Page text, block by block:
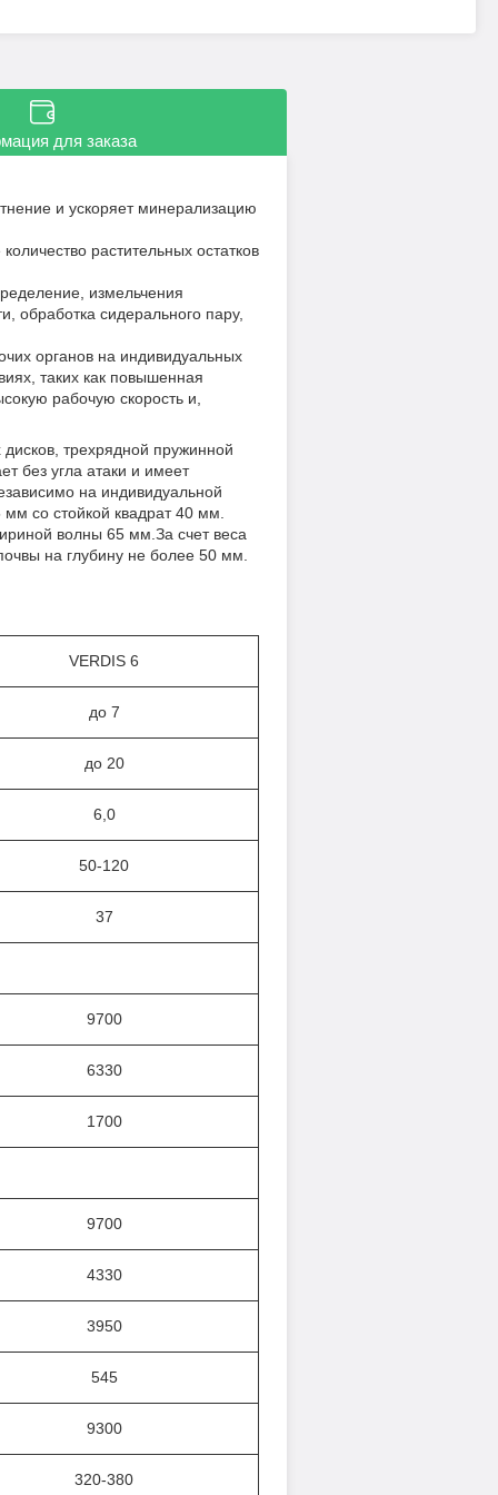
для заказа
и ускоряет минерализацию
растительных остатков
измельчения
обработка сидерального пару,
органов на индивидуальных
таких как повышенная
рабочую скорость и,
трехрядной пружинной
без угла атаки и имеет
на индивидуальной
со стойкой квадрат 40 мм.
волны 65 мм.За счет веса
на глубину не более 50 мм.
VERDIS 6
до 7
до 20
6,0
50-120
37
9700
6330
1700
9700
4330
3950
545
9300
320-380